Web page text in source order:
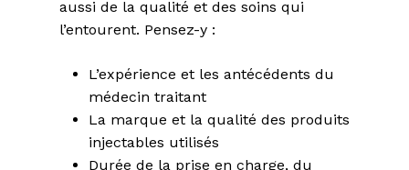
aussi de la qualité et des soins qui
l’entourent. Pensez-y :
L’expérience et les antécédents du
médecin traitant
La marque et la qualité des produits
injectables utilisés
Durée de la prise en charge, du